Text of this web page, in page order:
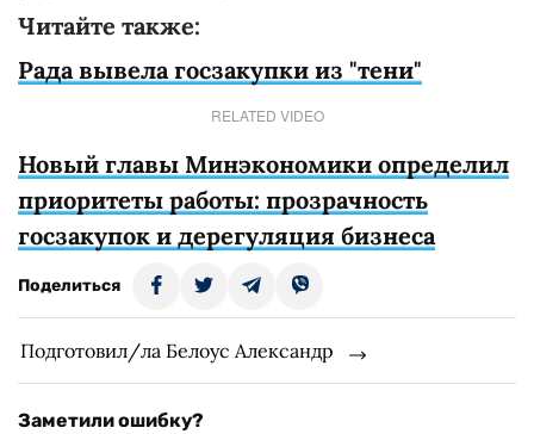
Читайте также:
Рада вывела госзакупки из "тени"
RELATED VIDEO
Новый главы Минэкономики определил
приоритеты работы: прозрачность
госзакупок и дерегуляция бизнеса
Поделиться
Подготовил/ла Белоус Александр
Заметили ошибку?